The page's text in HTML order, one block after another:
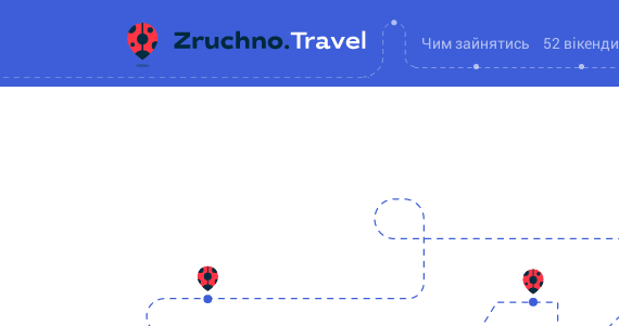
Чим зайнятись 52 вікенди